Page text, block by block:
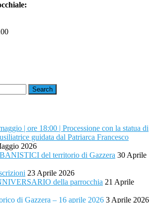
| ore 18:00 | Processione con la statua di
guidata dal Patriarca Francesco
2026
del territorio di Gazzera 30 Aprile
23 Aprile 2026
della parrocchia 21 Aprile
di Gazzera – 16 aprile 2026 3 Aprile 2026